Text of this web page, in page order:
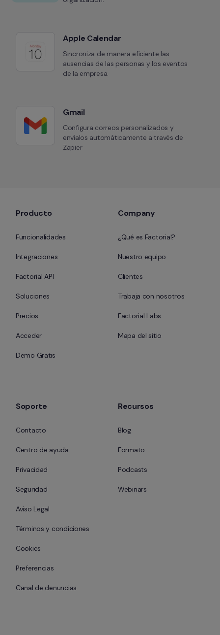
Apple Calendar
Sincroniza de manera eficiente las
ausencias de las personas y los eventos
de la empresa.
Gmail
Configura correos personalizados y
envíalos automáticamente a través de
Zapier
Producto
Funcionalidades
Integraciones
Factorial API
Soluciones
Precios
Acceder
Demo Gratis
Company
¿Qué es Factorial?
Nuestro equipo
Clientes
Trabaja con nosotros
Factorial Labs
Mapa del sitio
Soporte
Contacto
Centro de ayuda
Privacidad
Seguridad
Aviso Legal
Términos y condiciones
Cookies
Preferencias
Canal de denuncias
Recursos
Blog
Formato
Podcasts
Webinars